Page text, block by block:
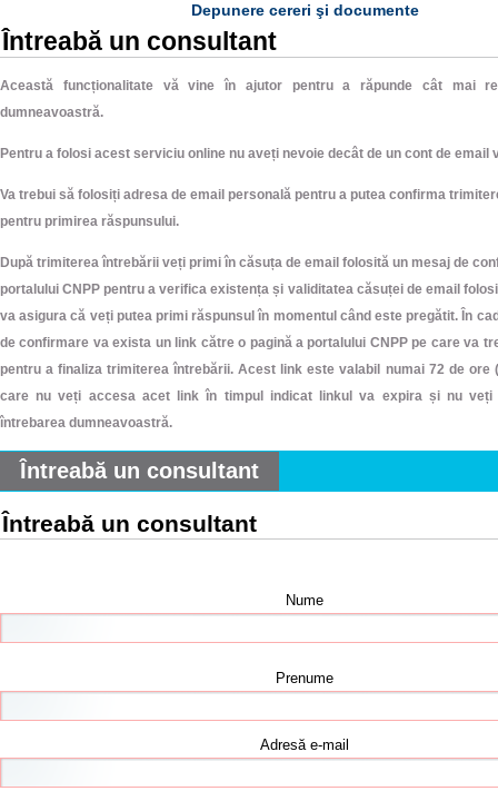
Depunere cereri şi documente
Întreabă un consultant
Această funcționalitate vă vine în ajutor pentru a răpunde cât mai
dumneavoastră.
Pentru a folosi acest serviciu online nu aveți nevoie decât de un cont de email
Va trebui să folosiți adresa de email personală pentru a putea confirma
pentru primirea răspunsului.
După trimiterea întrebării veți primi în căsuța de email folosită un mesaj de
portalului CNPP pentru a verifica existența și validitatea căsuței de email
va asigura că veți putea primi răspunsul în momentul când este pregătit. În
de confirmare va exista un link către o pagină a portalului CNPP pe care va
pentru a finaliza trimiterea întrebării. Acest link este valabil numai 72 de ore
care nu veți accesa acet link în timpul indicat linkul va expira și nu veți
întrebarea dumneavoastră.
Întreabă un consultant
Întreabă un consultant
Nume
Prenume
Adresă e-mail